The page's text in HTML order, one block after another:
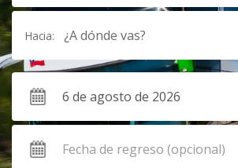
Hacia: ¿A dónde vas?